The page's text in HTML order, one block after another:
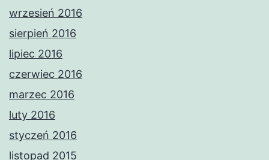
wrzesień 2016
sierpień 2016
lipiec 2016
czerwiec 2016
marzec 2016
luty 2016
styczeń 2016
listopad 2015